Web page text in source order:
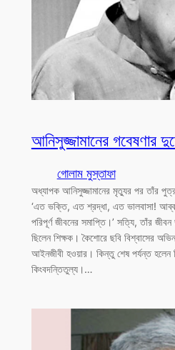
আনিসুজ্জামানের গবেষণার
গোলাম মুস্তাফা
অধ্যাপক আনিসুজ্জামানের মৃত্যুর পর তাঁর
‘এত ভক্তি, এত শ্রদ্ধা, এত ভালবাসা!
পরিপূর্ণ জীবনের সমাপ্তি।’ সত্যি, তাঁর
ছিলেন শিক্ষক। কৈশোরে ছবি বিশ্বাসের
আইনজীবী হওয়ার। কিন্তু শেষ পর্যন্ত হলেন
কিংবদন্তিতুল্য।…